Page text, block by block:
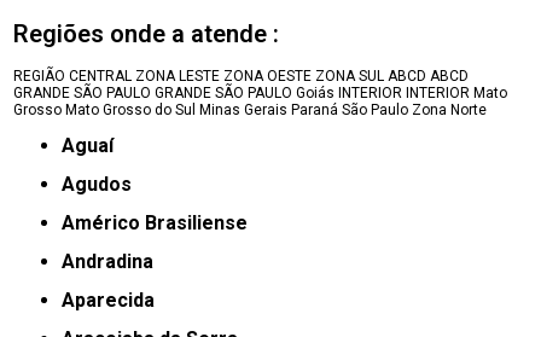
Regiões onde a atende :
REGIÃO CENTRAL ZONA LESTE ZONA OESTE ZONA SUL ABCD ABCD
GRANDE SÃO PAULO GRANDE SÃO PAULO Goiás INTERIOR INTERIOR Mato
Grosso Mato Grosso do Sul Minas Gerais Paraná São Paulo Zona Norte
Aguaí
Agudos
Américo Brasiliense
Andradina
Aparecida